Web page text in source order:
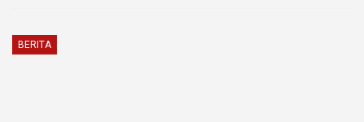
BERITA